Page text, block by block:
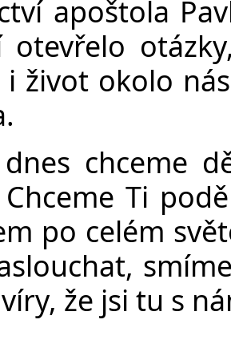
apoštola
otevřelo
život okolo
chceme
Ti
po celém
že jsi tu s